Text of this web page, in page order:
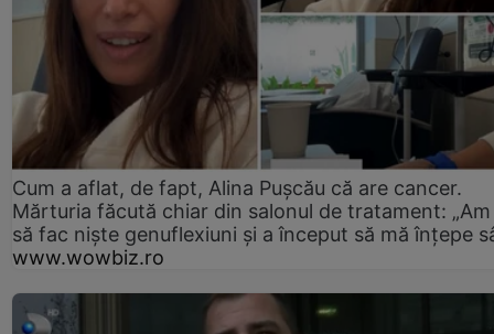
Cum a aflat, de fapt, Alina Pușcău că are cancer.
Mărturia făcută chiar din salonul de tratament:
să fac niște genuflexiuni și a început să mă înțepe
www.wowbiz.ro